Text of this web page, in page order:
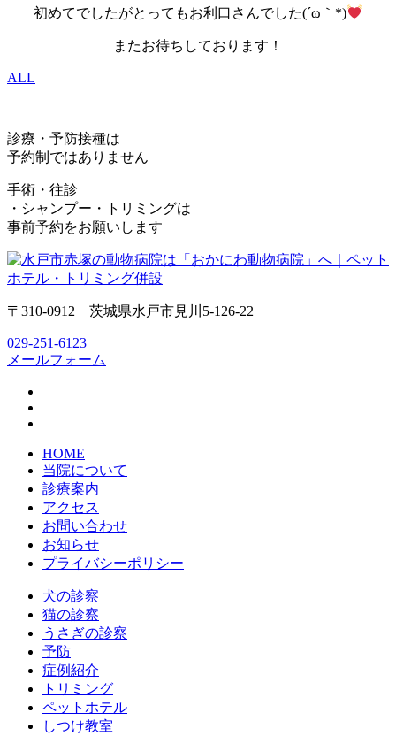
初めてでしたがとってもお利口さんでした(´ω｀*)
またお待ちしております！
ALL
診療・予防接種は
予約制ではありません
手術・往診
・シャンプー・トリミングは
事前予約をお願いします
〒310-0912 茨城県水戸市見川5-126-22
029-251-6123
メールフォーム
HOME
当院について
診療案内
アクセス
お問い合わせ
お知らせ
プライバシーポリシー
犬の診察
猫の診察
うさぎの診察
予防
症例紹介
トリミング
ペットホテル
しつけ教室